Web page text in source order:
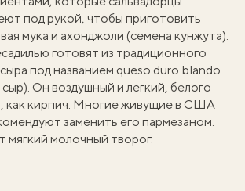
под рукой, чтобы приготовить
мука и ахонджоли (семена кунжута).
готовят из традиционного
под названием queso duro blando
Он воздушный и легкий, белого
как кирпич. Многие живущие в США
заменить его пармезаном.
мягкий молочный творог.